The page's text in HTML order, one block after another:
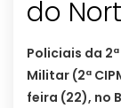
Policiais da
Militar (2ª
feira (22), no